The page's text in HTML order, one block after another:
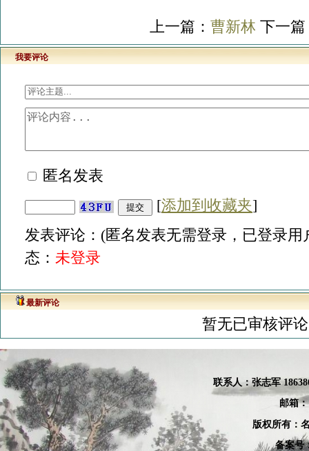
上一篇： 曹新林 下一篇
我要评论
匿名发表
[添加到收藏夹]
发表评论：(匿名发表无需登录，已登录
态： 未登录
最新评论
暂无已审核评
联系人：张志军
邮箱：
版权所有：
备案号